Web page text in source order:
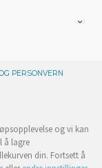
PERSONVERN
og vi kan
å lagre
din. Fortsett å